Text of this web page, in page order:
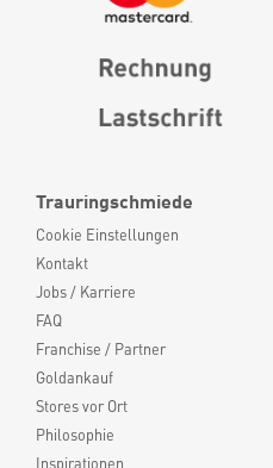
Trauringschmiede
Cookie Einstellungen
Kontakt
Jobs / Karriere
FAQ
Franchise / Partner
Goldankauf
Stores vor Ort
Philosophie
Inspirationen